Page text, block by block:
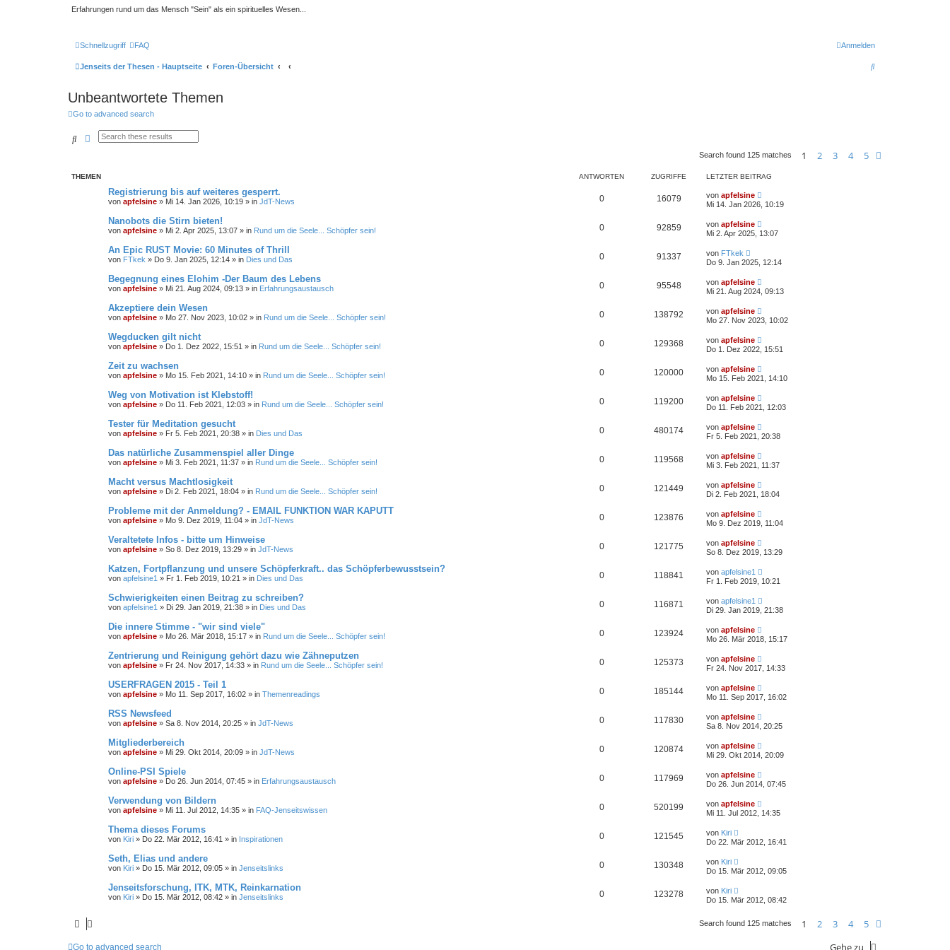
Erfahrungen rund um das Mensch "Sein" als ein spirituelles Wesen...
Schnellzugriff FAQ Anmelden
Jenseits der Thesen - Hauptseite Foren-Übersicht
S
Unbeantwortete Themen
Go to advanced search
SucheErweiterte Suche
Search found 125 matches 1 2 3 4 5
THEMEN ANTWORTEN ZUGRIFFE LETZTER BEITRAG
Registrierung bis auf weiteres gesperrt.
von apfelsine » Mi 14. Jan 2026, 10:19 » in JdT-News 0 16079 von apfelsine
Mi 14. Jan 2026, 10:19
Nanobots die Stirn bieten!
von apfelsine » Mi 2. Apr 2025, 13:07 » in Rund um die Seele... Schöpfer sein! 0 92859 von apfelsine
Mi 2. Apr 2025, 13:07
An Epic RUST Movie: 60 Minutes of Thrill
von FTkek » Do 9. Jan 2025, 12:14 » in Dies und Das 0 91337 von FTkek
Do 9. Jan 2025, 12:14
Begegnung eines Elohim -Der Baum des Lebens
von apfelsine » Mi 21. Aug 2024, 09:13 » in Erfahrungsaustausch 0 95548 von apfelsine
Mi 21. Aug 2024, 09:13
Akzeptiere dein Wesen
von apfelsine » Mo 27. Nov 2023, 10:02 » in Rund um die Seele... Schöpfer sein! 0 138792 von apfelsine
Mo 27. Nov 2023, 10:02
Wegducken gilt nicht
von apfelsine » Do 1. Dez 2022, 15:51 » in Rund um die Seele... Schöpfer sein! 0 129368 von apfelsine
Do 1. Dez 2022, 15:51
Zeit zu wachsen
von apfelsine » Mo 15. Feb 2021, 14:10 » in Rund um die Seele... Schöpfer sein! 0 120000 von apfelsine
Mo 15. Feb 2021, 14:10
Weg von Motivation ist Klebstoff!
von apfelsine » Do 11. Feb 2021, 12:03 » in Rund um die Seele... Schöpfer sein! 0 119200 von apfelsine
Do 11. Feb 2021, 12:03
Tester für Meditation gesucht
von apfelsine » Fr 5. Feb 2021, 20:38 » in Dies und Das 0 480174 von apfelsine
Fr 5. Feb 2021, 20:38
Das natürliche Zusammenspiel aller Dinge
von apfelsine » Mi 3. Feb 2021, 11:37 » in Rund um die Seele... Schöpfer sein! 0 119568 von apfelsine
Mi 3. Feb 2021, 11:37
Macht versus Machtlosigkeit
von apfelsine » Di 2. Feb 2021, 18:04 » in Rund um die Seele... Schöpfer sein! 0 121449 von apfelsine
Di 2. Feb 2021, 18:04
Probleme mit der Anmeldung? - EMAIL FUNKTION WAR KAPUTT
von apfelsine » Mo 9. Dez 2019, 11:04 » in JdT-News 0 123876 von apfelsine
Mo 9. Dez 2019, 11:04
Veraltetete Infos - bitte um Hinweise
von apfelsine » So 8. Dez 2019, 13:29 » in JdT-News 0 121775 von apfelsine
So 8. Dez 2019, 13:29
Katzen, Fortpflanzung und unsere Schöpferkraft.. das Schöpferbewusstsein?
von apfelsine1 » Fr 1. Feb 2019, 10:21 » in Dies und Das 0 118841 von apfelsine1
Fr 1. Feb 2019, 10:21
Schwierigkeiten einen Beitrag zu schreiben?
von apfelsine1 » Di 29. Jan 2019, 21:38 » in Dies und Das 0 116871 von apfelsine1
Di 29. Jan 2019, 21:38
Die innere Stimme - "wir sind viele"
von apfelsine » Mo 26. Mär 2018, 15:17 » in Rund um die Seele... Schöpfer sein! 0 123924 von apfelsine
Mo 26. Mär 2018, 15:17
Zentrierung und Reinigung gehört dazu wie Zähneputzen
von apfelsine » Fr 24. Nov 2017, 14:33 » in Rund um die Seele... Schöpfer sein! 0 125373 von apfelsine
Fr 24. Nov 2017, 14:33
USERFRAGEN 2015 - Teil 1
von apfelsine » Mo 11. Sep 2017, 16:02 » in Themenreadings 0 185144 von apfelsine
Mo 11. Sep 2017, 16:02
RSS Newsfeed
von apfelsine » Sa 8. Nov 2014, 20:25 » in JdT-News 0 117830 von apfelsine
Sa 8. Nov 2014, 20:25
Mitgliederbereich
von apfelsine » Mi 29. Okt 2014, 20:09 » in JdT-News 0 120874 von apfelsine
Mi 29. Okt 2014, 20:09
Online-PSI Spiele
von apfelsine » Do 26. Jun 2014, 07:45 » in Erfahrungsaustausch 0 117969 von apfelsine
Do 26. Jun 2014, 07:45
Verwendung von Bildern
von apfelsine » Mi 11. Jul 2012, 14:35 » in FAQ-Jenseitswissen 0 520199 von apfelsine
Mi 11. Jul 2012, 14:35
Thema dieses Forums
von Kiri » Do 22. Mär 2012, 16:41 » in Inspirationen 0 121545 von Kiri
Do 22. Mär 2012, 16:41
Seth, Elias und andere
von Kiri » Do 15. Mär 2012, 09:05 » in Jenseitslinks 0 130348 von Kiri
Do 15. Mär 2012, 09:05
Jenseitsforschung, ITK, MTK, Reinkarnation
von Kiri » Do 15. Mär 2012, 08:42 » in Jenseitslinks 0 123278 von Kiri
Do 15. Mär 2012, 08:42
Search found 125 matches 1 2 3 4 5
Go to advanced search Gehe zu